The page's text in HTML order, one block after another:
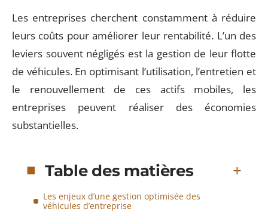
Les entreprises cherchent constamment à réduire
leurs coûts pour améliorer leur rentabilité. L’un des
leviers souvent négligés est la gestion de leur flotte
de véhicules. En optimisant l’utilisation, l’entretien et
le renouvellement de ces actifs mobiles, les
entreprises peuvent réaliser des économies
substantielles.
Table des matières
Les enjeux d’une gestion optimisée des
véhicules d’entreprise